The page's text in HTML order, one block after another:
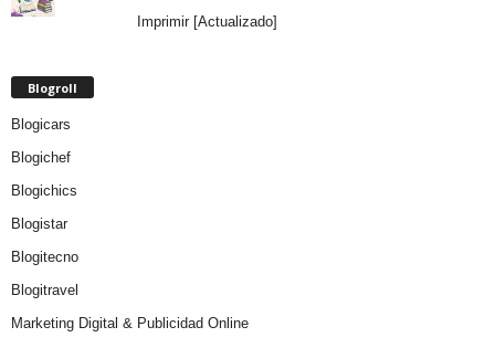
Imprimir [Actualizado]
Blogroll
Blogicars
Blogichef
Blogichics
Blogistar
Blogitecno
Blogitravel
Marketing Digital & Publicidad Online